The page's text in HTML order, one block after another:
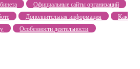
Официальные сайты организаций
Дополнительная информация
Как
Особенности деятельности